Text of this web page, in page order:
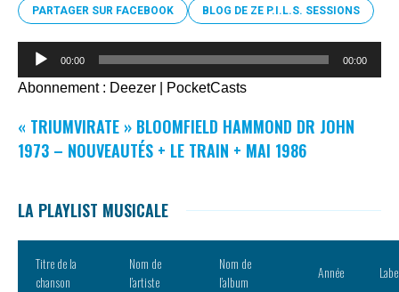
PARTAGER SUR FACEBOOK BLOG DE ZE P.I.L.S. SESSIONS
Lecteur
00:00 00:00
Abonnement : Deezer PocketCasts
« TRIUMVIRATE » BLOOMFIELD HAMMOND DR JOHN
1973 – NOUVEAUTÉS + LE TRAIN + MAI 1986
LA PLAYLIST MUSICALE
Titre de la
chanson
Nom de
l’artiste
Nom de
l’album
Année